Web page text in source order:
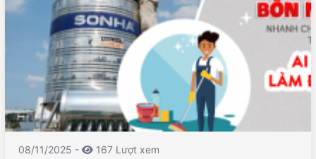
08/11/2025 - 167 Lượt xem